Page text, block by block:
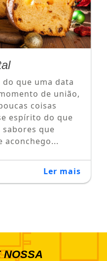
que uma data
de união,
coisas
espírito do que
que
aconchego...
Ler mais
NOSSA